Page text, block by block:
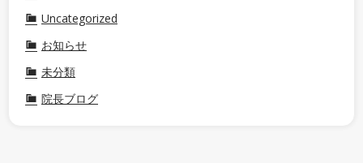
Uncategorized
お知らせ
未分類
院長ブログ